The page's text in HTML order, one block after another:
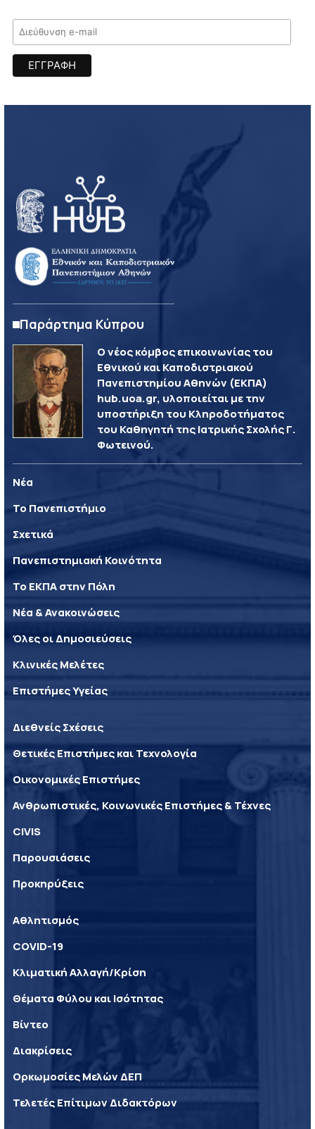
Παράρτημα Κύπρου
Ο νέος κόμβος επικοινωνίας του
Εθνικού και Καποδιστριακού
Πανεπιστημίου Αθηνών (ΕΚΠΑ)
hub.uoa.gr, υλοποιείται με την
υποστήριξη του Κληροδοτήματος
του Καθηγητή της Ιατρικής Σχολής Γ.
Φωτεινού.
Νέα
Το Πανεπιστήμιο
Σχετικά
Πανεπιστημιακή Κοινότητα
Το ΕΚΠΑ στην Πόλη
Νέα & Ανακοινώσεις
Όλες οι Δημοσιεύσεις
Κλινικές Μελέτες
Επιστήμες Υγείας
Διεθνείς Σχέσεις
Θετικές Επιστήμες και Τεχνολογία
Οικονομικές Επιστήμες
Ανθρωπιστικές, Κοινωνικές Επιστήμες & Τέχνες
CIVIS
Παρουσιάσεις
Προκηρύξεις
Αθλητισμός
COVID-19
Κλιματική Αλλαγή/Κρίση
Θέματα Φύλου και Ισότητας
Βίντεο
Διακρίσεις
Ορκωμοσίες Μελών ΔΕΠ
Τελετές Επίτιμων Διδακτόρων